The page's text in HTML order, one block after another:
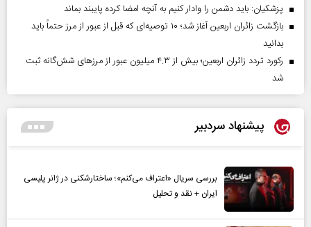
پزشکیان: باید دشمن را وادار کنیم به آنچه امضا کرده پایبند بماند
بازگشت زائران اربعین آغاز شد؛ ۱۰ توصیه‌ای که قبل از عبور از مرز حتماً باید
بدانید
رکورد تردد زائران اربعین؛ بیش از ۴.۳ میلیون عبور از مرزهای شش‌گانه ثبت
شد
پیشنهاد سردبیر
بررسی سریال «اعتراف می‌کنم»؛ ساختارشکنی در ژانر پلیسی
ایران + نقد و تحلیل